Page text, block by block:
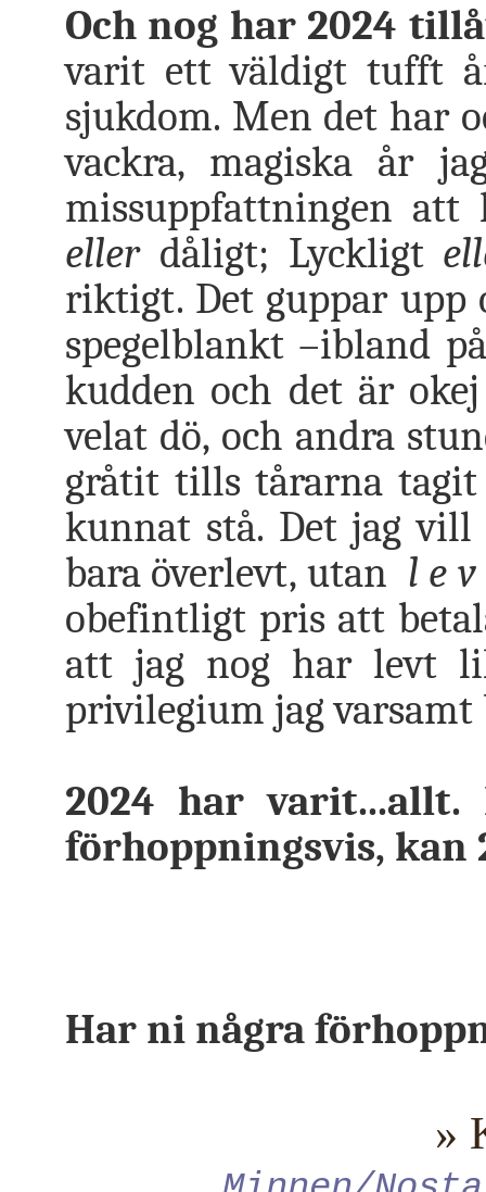
Och nog har 2024
varit ett väldigt tufft
sjukdom. Men det har
vackra, magiska år
missuppfattningen
ellerdåligt; Lyckligt
riktigt. Det guppar upp
spegelblankt –ibland
kudden och det är
velat dö, och andra
gråtit tills tårarna
kunnat stå. Det jag
bara överlevt, utan l e
obefintligt pris att
att jag nog har levt
privilegium jag
2024 har varit...allt.
förhoppningsvis, kan
Har ni några
»